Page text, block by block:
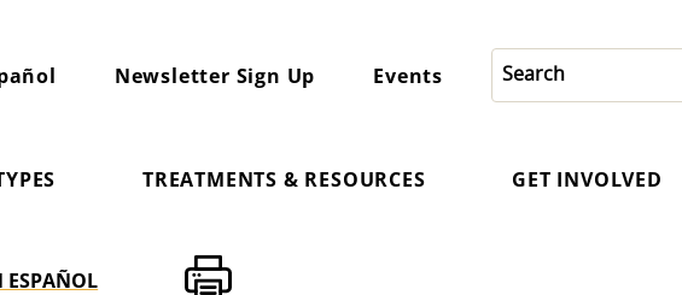
Newsletter Sign Up Events
TREATMENTS & RESOURCES GET INVOLVED
ESPAÑOL